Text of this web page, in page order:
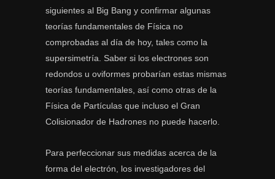
siguientes al Big Bang y confirmar algunas
teorías fundamentales de Física no
comprobadas al día de hoy, tales como la
supersimetría. Saber si los electrones son
redondos u oviformes probarían estas mismas
teorías fundamentales, así como otras de la
Física de Partículas que incluso el Gran
Colisionador de Hadrones no puede hacerlo.
Para perfeccionar sus medidas acerca de la
forma del electrón, los investigadores del